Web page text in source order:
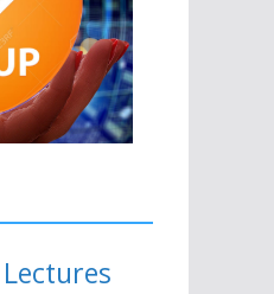
Lectures